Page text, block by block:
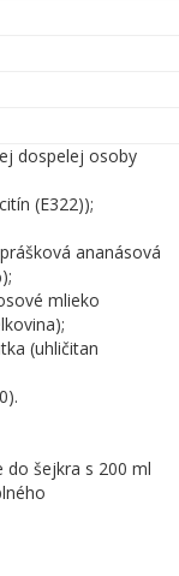
dospelej osoby
(E322));
ananásová
mlieko
(uhličitan
do šejkra s 200 ml